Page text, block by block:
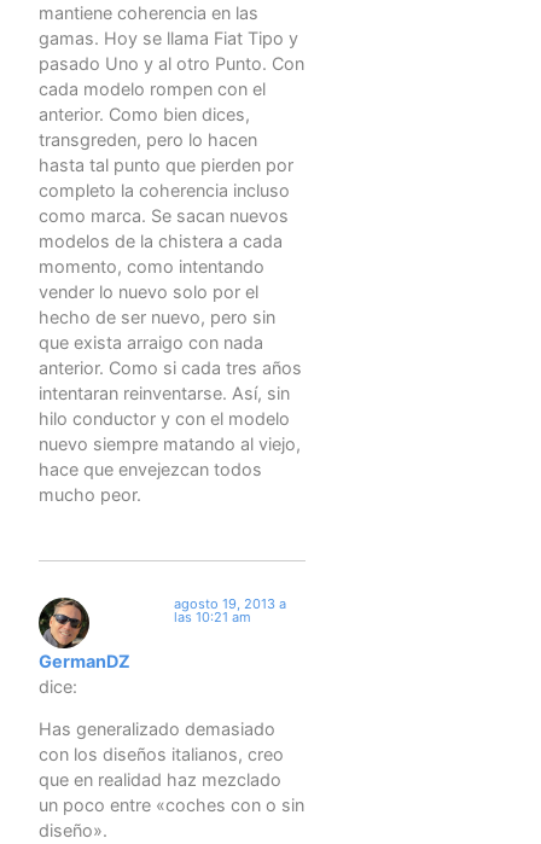
mantiene coherencia en las
gamas. Hoy se llama Fiat Tipo y
pasado Uno y al otro Punto. Con
cada modelo rompen con el
anterior. Como bien dices,
transgreden, pero lo hacen
hasta tal punto que pierden por
completo la coherencia incluso
como marca. Se sacan nuevos
modelos de la chistera a cada
momento, como intentando
vender lo nuevo solo por el
hecho de ser nuevo, pero sin
que exista arraigo con nada
anterior. Como si cada tres años
intentaran reinventarse. Así, sin
hilo conductor y con el modelo
nuevo siempre matando al viejo,
hace que envejezcan todos
mucho peor.
GermanDZ
dice:
agosto 19, 2013 a
las 10:21 am
Has generalizado demasiado
con los diseños italianos, creo
que en realidad haz mezclado
un poco entre «coches con o sin
diseño».